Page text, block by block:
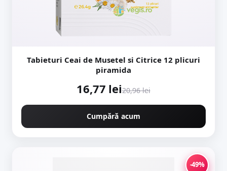
Tabieturi Ceai de Musetel si Citrice 12 plicuri
piramida
16,77 lei20,96 lei
Cumpără acum
-49%